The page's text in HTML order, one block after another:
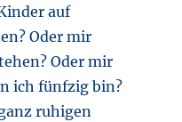
auf
Oder mir
Oder mir
ich fünfzig bin?
ruhigen